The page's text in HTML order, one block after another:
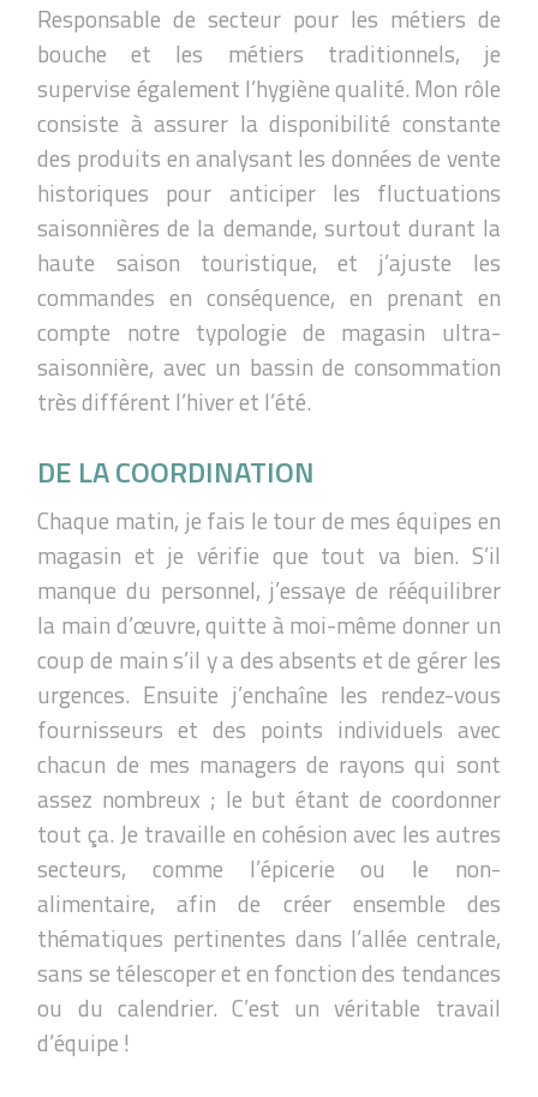
Responsable de secteur pour les métiers de
bouche et les métiers traditionnels, je
supervise également l’hygiène qualité. Mon rôle
consiste à assurer la disponibilité constante
des produits en analysant les données de vente
historiques pour anticiper les fluctuations
saisonnières de la demande, surtout durant la
haute saison touristique, et j’ajuste les
commandes en conséquence, en prenant en
compte notre typologie de magasin ultra-
saisonnière, avec un bassin de consommation
très différent l’hiver et l’été.
DE LA COORDINATION
Chaque matin, je fais le tour de mes équipes en
magasin et je vérifie que tout va bien. S’il
manque du personnel, j’essaye de rééquilibrer
la main d’œuvre, quitte à moi-même donner un
coup de main s’il y a des absents et de gérer les
urgences. Ensuite j’enchaîne les rendez-vous
fournisseurs et des points individuels avec
chacun de mes managers de rayons qui sont
assez nombreux ; le but étant de coordonner
tout ça. Je travaille en cohésion avec les autres
secteurs, comme l’épicerie ou le non-
alimentaire, afin de créer ensemble des
thématiques pertinentes dans l’allée centrale,
sans se télescoper et en fonction des tendances
ou du calendrier. C’est un véritable travail
d’équipe !